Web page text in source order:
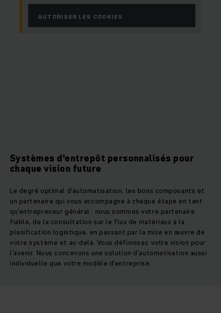
AUTORISER LES COOKIES
Systèmes d'entrepôt personnalisés pour
chaque vision future
Le degré optimal d'automatisation, les bons composants et
un partenaire qui vous accompagne à chaque étape en tant
qu'entrepreneur général : nous sommes votre partenaire
fiable, de la consultation sur le flux de matériaux à la
planification logistique, en passant par la mise en œuvre de
votre système et au-delà. Vous définissez votre vision pour
l'avenir. Nous concevons une solution d'automatisation aussi
individuelle que votre modèle d'entreprise.